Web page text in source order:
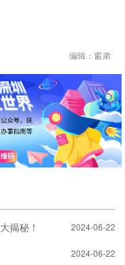
编辑：窗弟
揭秘！ 2024-06-22
2024-06-22